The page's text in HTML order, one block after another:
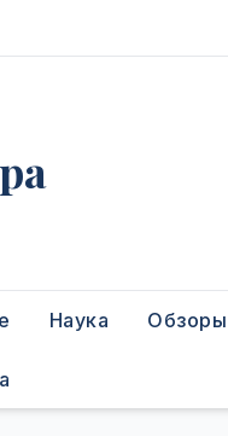
Наука Обзоры